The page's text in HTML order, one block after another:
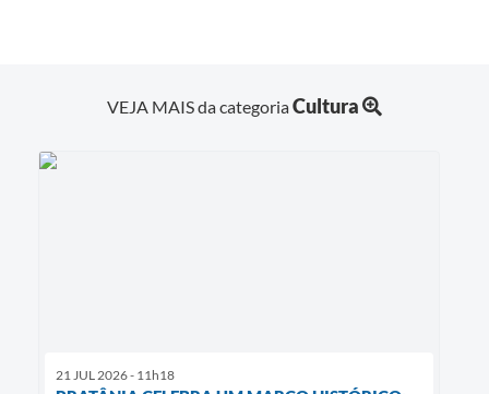
VEJA MAIS da categoriaCultura
21 JUL 2026 - 11h18